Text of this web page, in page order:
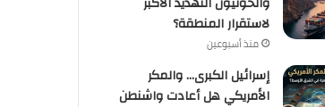
لاستقرار المنطقة؟
منذ أسبوعين
إسرائيل الكبرى… والمكر
الأمريكي هل أعادت واشنطن